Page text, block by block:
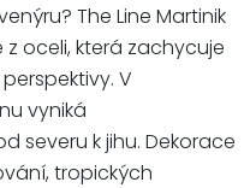
The Line Martinik
oceli, která zachycuje
V
vyniká
severu k jihu. Dekorace
tropických